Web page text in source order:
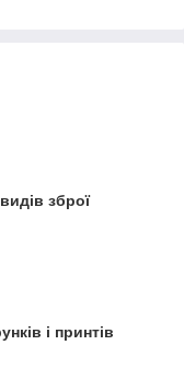
зброї
і принтів